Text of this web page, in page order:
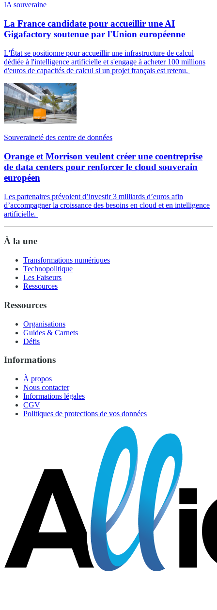
IA souveraine
La France candidate pour accueillir une AI
Gigafactory soutenue par l'Union européenne
L'État se positionne pour accueillir une infrastructure de calcul
dédiée à l'intelligence artificielle et s'engage à acheter 100 millions
d'euros de capacités de calcul si un projet français est retenu.
Souveraineté des centre de données
Orange et Morrison veulent créer une coentreprise
de data centers pour renforcer le cloud souverain
européen
Les partenaires prévoient d’investir 3 milliards d’euros afin
d’accompagner la croissance des besoins en cloud et en intelligence
artificielle.
À la une
Transformations numériques
Technopolitique
Les Faiseurs
Ressources
Ressources
Organisations
Guides & Carnets
Défis
Informations
À propos
Nous contacter
Informations légales
CGV
Politiques de protections de vos données